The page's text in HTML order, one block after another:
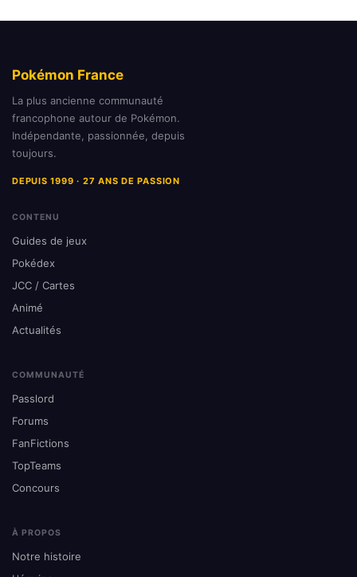
Pokémon France
La plus ancienne communauté
francophone autour de Pokémon.
Indépendante, passionnée, depuis
toujours.
DEPUIS 1999 · 27 ANS DE PASSION
CONTENU
Guides de jeux
Pokédex
JCC / Cartes
Animé
Actualités
COMMUNAUTÉ
Passlord
Forums
FanFictions
TopTeams
Concours
À PROPOS
Notre histoire